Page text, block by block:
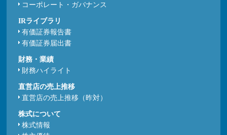
コーポレート・ガバナンス
IRライブラリ
有価証券報告書
有価証券届出書
財務・業績
財務ハイライト
直営店の売上推移
直営店の売上推移（昨対）
株式について
株式情報